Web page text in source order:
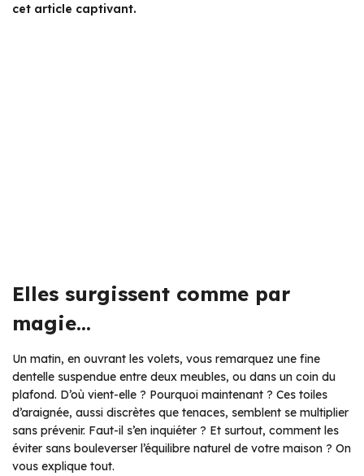
cet article captivant.
Elles surgissent comme par
magie…
Un matin, en ouvrant les volets, vous remarquez une fine
dentelle suspendue entre deux meubles, ou dans un coin du
plafond. D’où vient-elle ? Pourquoi maintenant ? Ces toiles
d’araignée, aussi discrètes que tenaces, semblent se multiplier
sans prévenir. Faut-il s’en inquiéter ? Et surtout, comment les
éviter sans bouleverser l’équilibre naturel de votre maison ? On
vous explique tout.